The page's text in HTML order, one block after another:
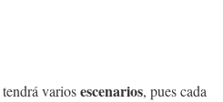
tendrá variosescenarios, pues cada